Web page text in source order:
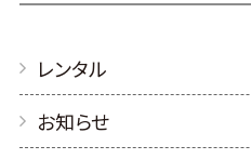
レンタル
お知らせ